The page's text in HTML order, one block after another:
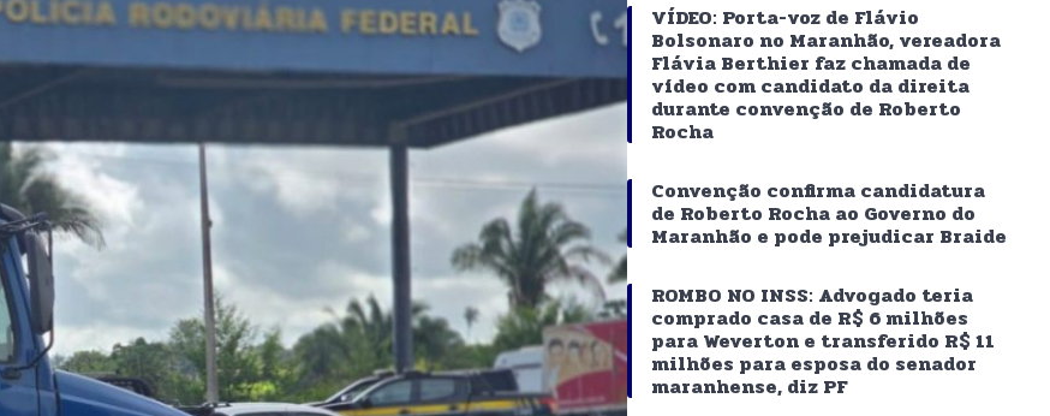
VÍDEO: Porta-voz de Flávio
Bolsonaro no Maranhão, vereadora
Flávia Berthier faz chamada de
vídeo com candidato da direita
durante convenção de Roberto
Rocha
Convenção confirma candidatura
de Roberto Rocha ao Governo do
Maranhão e pode prejudicar Braide
ROMBO NO INSS: Advogado teria
comprado casa de R$ 6 milhões
para Weverton e transferido R$ 11
milhões para esposa do senador
maranhense, diz PF